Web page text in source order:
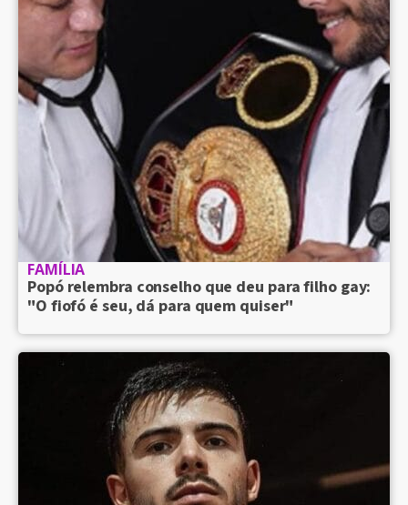
FAMÍLIA
Popó relembra conselho que deu para filho gay:
"O fiofó é seu, dá para quem quiser"